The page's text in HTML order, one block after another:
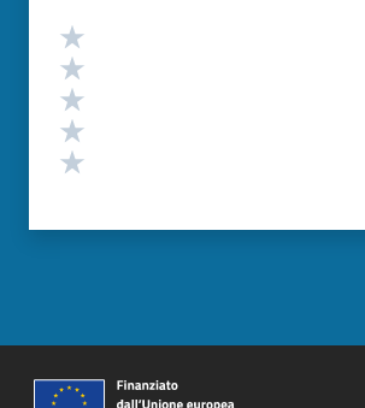
Valutazione